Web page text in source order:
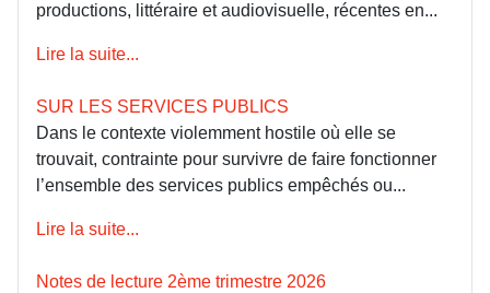
productions, littéraire et audiovisuelle, récentes en...
Lire la suite...
SUR LES SERVICES PUBLICS
Dans le contexte violemment hostile où elle se
trouvait, contrainte pour survivre de faire fonctionner
l’ensemble des services publics empêchés ou...
Lire la suite...
Notes de lecture 2ème trimestre 2026